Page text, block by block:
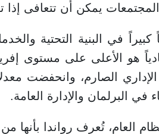
يمكن أن تتعافى إذا
في البنية التحتية
هو الأعلى على مستوى
الإداري الصارم، وانحفضت
في البرلمان والإدارة العامة.
العام، تُعرف رواندا بأنها